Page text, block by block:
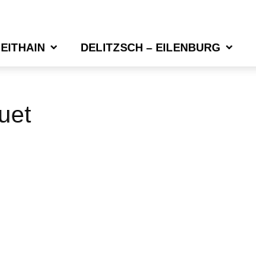
DELITZSCH – EILENBURG